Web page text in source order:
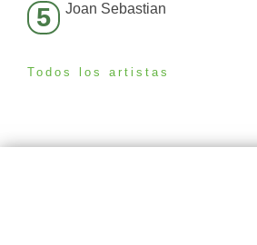
5 Joan Sebastian
Todos los artistas